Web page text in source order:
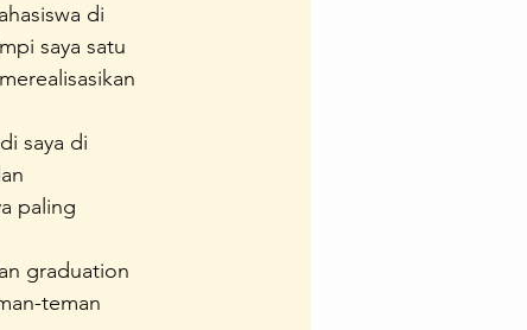
Ipedia
di
saya satu
saya di
paling
graduation
teman